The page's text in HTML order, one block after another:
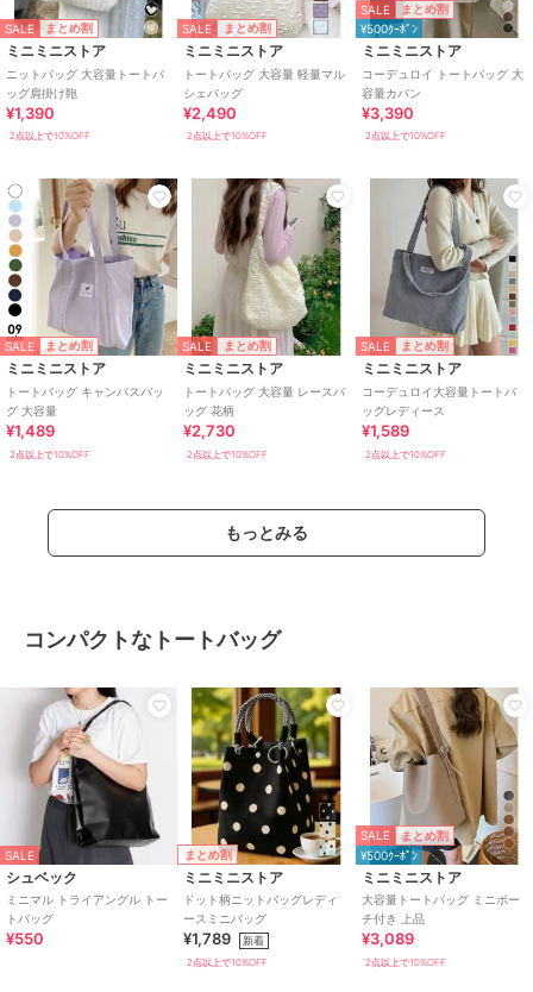
SALE まとめ割
ミニミニストア
ニットバッグ 大容量トートバ
ッグ肩掛け鞄
¥1,390
2点以上で10%OFF
SALE まとめ割
ミニミニストア
トートバッグ 大容量 軽量マル
シェバッグ
¥2,490
2点以上で10%OFF
SALE まとめ割
¥500ｸｰﾎﾟﾝ
ミニミニストア
コーデュロイ トートバッグ 大
容量カバン
¥3,390
2点以上で10%OFF
SALE まとめ割
ミニミニストア
トートバッグ キャンバスバッ
グ 大容量
¥1,489
2点以上で10%OFF
SALE まとめ割
ミニミニストア
トートバッグ 大容量 レースバ
ッグ 花柄
¥2,730
2点以上で10%OFF
SALE まとめ割
ミニミニストア
コーデュロイ大容量トートバ
ッグレディース
¥1,589
2点以上で10%OFF
もっとみる
コンパクトなトートバッグ
SALE
シュベック
ミニマル トライアングル トー
トバッグ
¥550
まとめ割
ミニミニストア
ドット柄ニットバッグレディ
ースミニバッグ
¥1,789 新着
2点以上で10%OFF
SALE まとめ割
¥500ｸｰﾎﾟﾝ
ミニミニストア
大容量トートバッグ ミニポー
チ付き 上品
¥3,089
2点以上で10%OFF